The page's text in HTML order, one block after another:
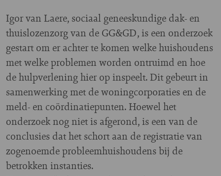
Igor van Laere, sociaal geneeskundige dak- en
thuislozenzorg van de GG&GD, is een onderzoek
gestart om er achter te komen welke huishoudens
met welke problemen worden ontruimd en hoe
de hulpverlening hier op inspeelt. Dit gebeurt in
samenwerking met de woningcorporaties en de
meld- en coördinatiepunten. Hoewel het
onderzoek nog niet is afgerond, is een van de
conclusies dat het schort aan de registratie van
zogenoemde probleemhuishoudens bij de
betrokken instanties.